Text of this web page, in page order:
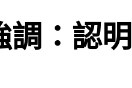
調：認明